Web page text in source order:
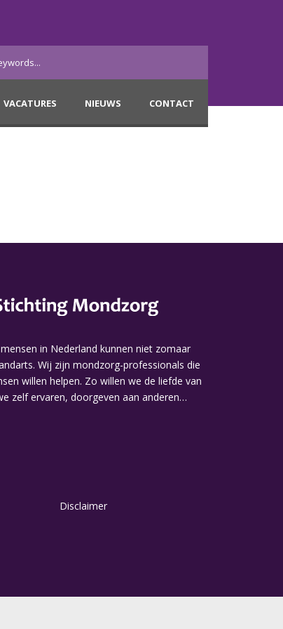
VACATURES NIEUWS CONTACT
in Nederland kunnen niet zomaar
Wij zijn mondzorg-professionals die
willen helpen. Zo willen we de liefde van
zelf ervaren, doorgeven aan anderen…
Disclaimer